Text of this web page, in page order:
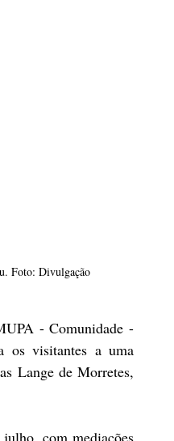
Foto: Divulgação
- Comunidade -
os visitantes a uma
Lange de Morretes,